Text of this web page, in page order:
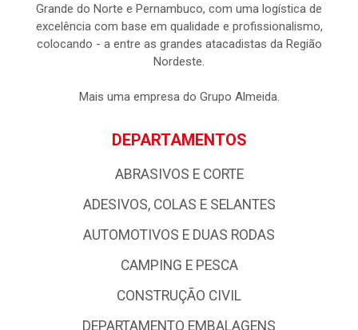
Grande do Norte e Pernambuco, com uma logística de
excelência com base em qualidade e profissionalismo,
colocando - a entre as grandes atacadistas da Região
Nordeste.
Mais uma empresa do Grupo Almeida.
DEPARTAMENTOS
ABRASIVOS E CORTE
ADESIVOS, COLAS E SELANTES
AUTOMOTIVOS E DUAS RODAS
CAMPING E PESCA
CONSTRUÇÃO CIVIL
DEPARTAMENTO EMBALAGENS